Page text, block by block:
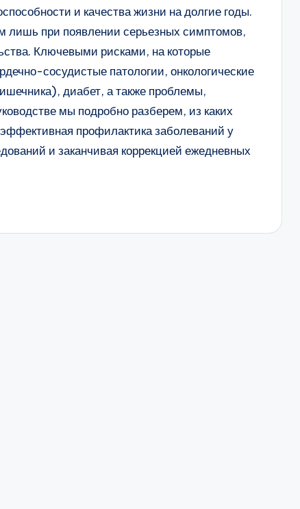
и качества жизни на долгие годы.
при появлении серьезных симптомов,
Ключевыми рисками, на которые
сосудистые патологии, онкологические
диабет, а также проблемы,
мы подробно разберем, из каких
профилактика заболеваний у
и заканчивая коррекцией ежедневных